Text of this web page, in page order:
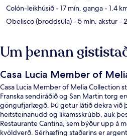
Colón-leikhúsið- 17 mín. ganga- 1.4
Obelisco (broddsúla)- 5 mín. akstur-
Um þennan
Casa Lucia Member of
Casa Lucia Member of Melia Collection
Franska sendiráðið og San Martin torg
göngufjarlægð. Þú getur látið dekra við
heitsteinanudd og líkamsskrúbb, auk
Restaurante Cantina, sem býður upp á
kvöldverð. Sérhæfing staðarins er